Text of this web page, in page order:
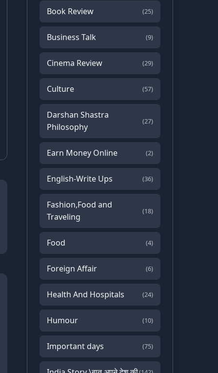
Book Review (25)
Business Talk (9)
Cinema Review (29)
Culture (57)
Darshan Shastra
Philosophy
(27)
Earn Money Online (2)
English-Write Ups (36)
Fashion,Food and
Traveling
(18)
Food (4)
Foreign Affair (6)
Health And Hospitals (24)
Humour (10)
Important days (75)